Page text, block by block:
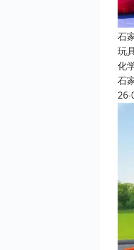
石
玩
化
石
26-